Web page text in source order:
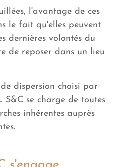
l'avantage de ces
le fait qu'elles peuvent
dernières volontés du
de reposer dans un lieu
dispersion choisi par
S&C se charge de toutes
inhérentes auprès